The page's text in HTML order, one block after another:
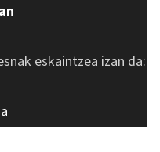
eskaintzea izan da: